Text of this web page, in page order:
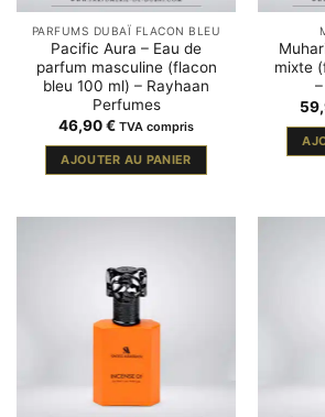
PARFUMS DUBAÏ FLACON BLEU
Pacific Aura – Eau de
parfum masculine (flacon
bleu 100 ml) – Rayhaan
Perfumes
46,90€ TVA compris
AJOUTER AU PANIER
mixte